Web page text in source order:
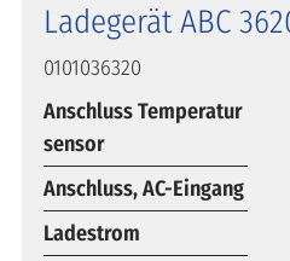
Ladegerät ABC
0101036320
Anschluss Temperatur
sensor
Anschluss, AC-Eingang
Ladestrom